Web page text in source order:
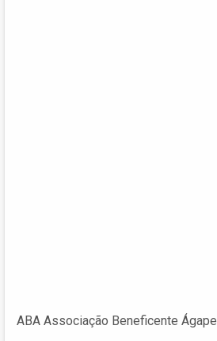
ABA Associação Beneficente Ágape